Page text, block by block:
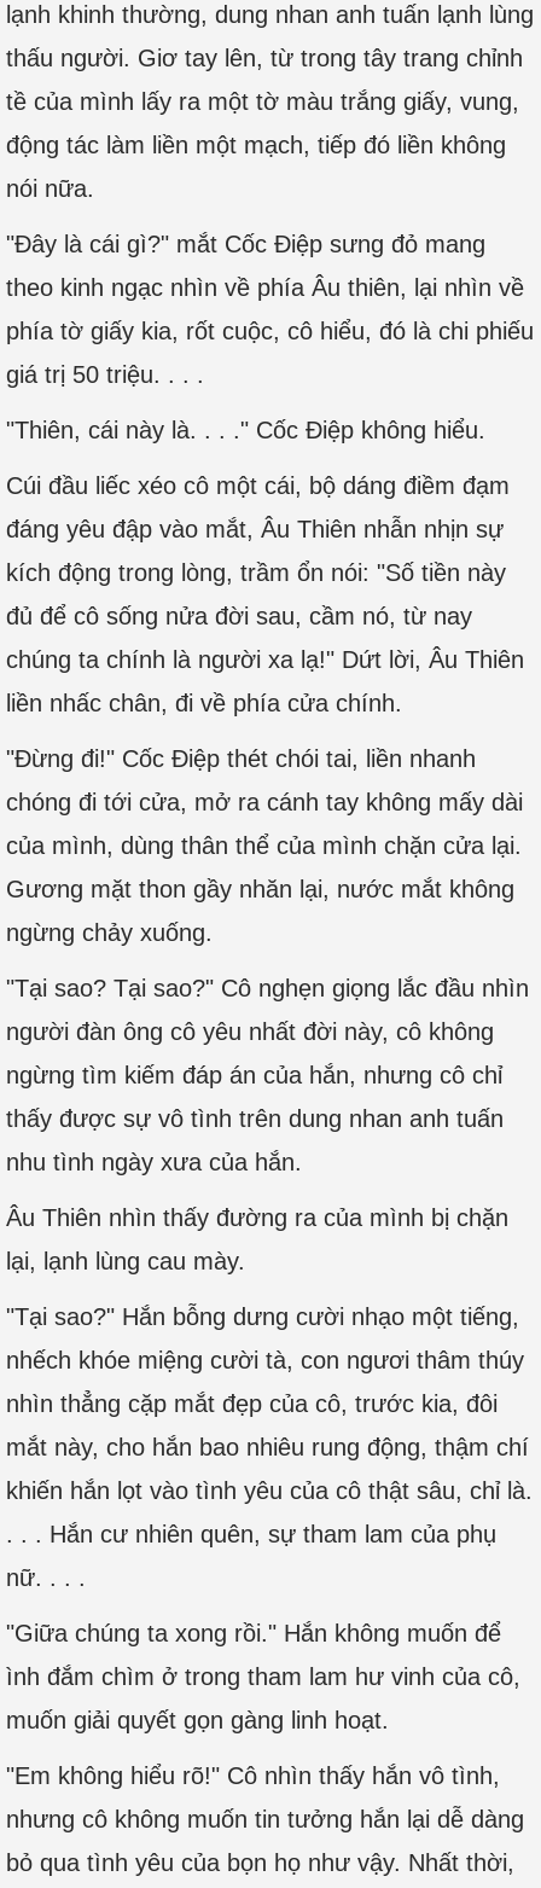
lạnh khinh thường, dung nhan anh tuấn lạnh lùng
thấu người. Giơ tay lên, từ trong tây trang chỉnh
tề của mình lấy ra một tờ màu trắng giấy, vung,
động tác làm liền một mạch, tiếp đó liền không
nói nữa.
"Đây là cái gì?" mắt Cốc Điệp sưng đỏ mang
theo kinh ngạc nhìn về phía Âu thiên, lại nhìn về
phía tờ giấy kia, rốt cuộc, cô hiểu, đó là chi phiếu
giá trị 50 triệu. . . .
"Thiên, cái này là. . . ." Cốc Điệp không hiểu.
Cúi đầu liếc xéo cô một cái, bộ dáng điềm đạm
đáng yêu đập vào mắt, Âu Thiên nhẫn nhịn sự
kích động trong lòng, trầm ổn nói: "Số tiền này
đủ để cô sống nửa đời sau, cầm nó, từ nay
chúng ta chính là người xa lạ!" Dứt lời, Âu Thiên
liền nhấc chân, đi về phía cửa chính.
"Đừng đi!" Cốc Điệp thét chói tai, liền nhanh
chóng đi tới cửa, mở ra cánh tay không mấy dài
của mình, dùng thân thể của mình chặn cửa lại.
Gương mặt thon gầy nhăn lại, nước mắt không
ngừng chảy xuống.
"Tại sao? Tại sao?" Cô nghẹn giọng lắc đầu nhìn
người đàn ông cô yêu nhất đời này, cô không
ngừng tìm kiếm đáp án của hắn, nhưng cô chỉ
thấy được sự vô tình trên dung nhan anh tuấn
nhu tình ngày xưa của hắn.
Âu Thiên nhìn thấy đường ra của mình bị chặn
lại, lạnh lùng cau mày.
"Tại sao?" Hắn bỗng dưng cười nhạo một tiếng,
nhếch khóe miệng cười tà, con ngươi thâm thúy
nhìn thẳng cặp mắt đẹp của cô, trước kia, đôi
mắt này, cho hắn bao nhiêu rung động, thậm chí
khiến hắn lọt vào tình yêu của cô thật sâu, chỉ là.
. . . Hắn cư nhiên quên, sự tham lam của phụ
nữ. . . .
"Giữa chúng ta xong rồi." Hắn không muốn để
ình đắm chìm ở trong tham lam hư vinh của cô,
muốn giải quyết gọn gàng linh hoạt.
"Em không hiểu rõ!" Cô nhìn thấy hắn vô tình,
nhưng cô không muốn tin tưởng hắn lại dễ dàng
bỏ qua tình yêu của bọn họ như vậy. Nhất thời,